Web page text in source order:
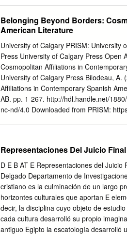
of San Angelo. See more photos, Page
Bishop’s Desk Heaven The Prayer
Prayer for Our can go on for years, with
up to view the horizon and think about
College Students approach to life robs
calling. Occasionally we need by Bishop
our- Diocese of San Angelo selves,
please bless our students plan?” while
Belonging Beyond Borders:
American Literature
University of Calgary PRISM: University
Press University of Calgary Press Open
Cosmopolitan Affiliations in
University of Calgary Press Bilodeau,
Affiliations in Contemporary Spanish
AB. pp. 1-267. http://hdl.handle.net/
nc-nd/4.0 Downloaded from PRISM:
distributors. Please support this open
purchase a print copy of this book, or by
please contact us at
open access and falls under traditional
without written permission of the artists
complete cover image for the purposes
extracted from the context of the cover
copyright. COPYRIGHT NOTICE: This
Representaciones Del Juicio
D E B AT E Representaciones del
Delgado Departamento de
cristiano es la culminación de un largo
horizontes culturales que aportan E
decir, la disciplina cuyo objeto de
cada cultura desarrolló su propio
antiguo Egipto la escatología desarrolló